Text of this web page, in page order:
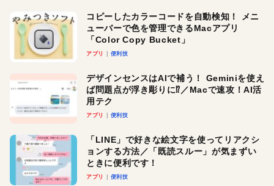
コピーしたカラーコードを自動検知！ メニ
ューバーで色を管理できるMacアプリ
「Color Copy Bucket」
アプリ 便利技
デザインセンスはAIで補う！ Geminiを使え
ば問題点が浮き彫りに⁉︎／Macで速攻！AI活
用テク
アプリ 便利技
「LINE」で好きな絵文字を使ってリアクシ
ョンする方法／「既読スルー」が気まずい
ときに便利です！
アプリ 便利技